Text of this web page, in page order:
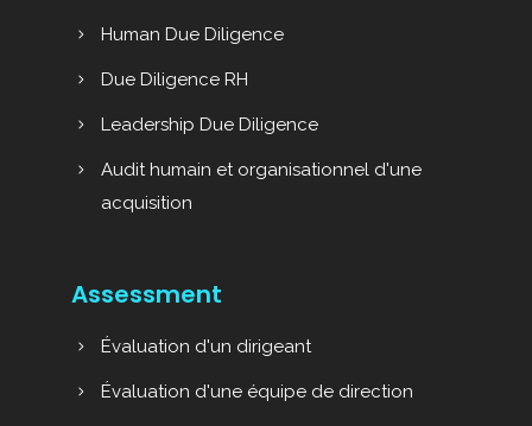
Human Due Diligence
Due Diligence RH
Leadership Due Diligence
Audit humain et organisationnel d'une
acquisition
Assessment
Évaluation d'un dirigeant
Évaluation d'une équipe de direction